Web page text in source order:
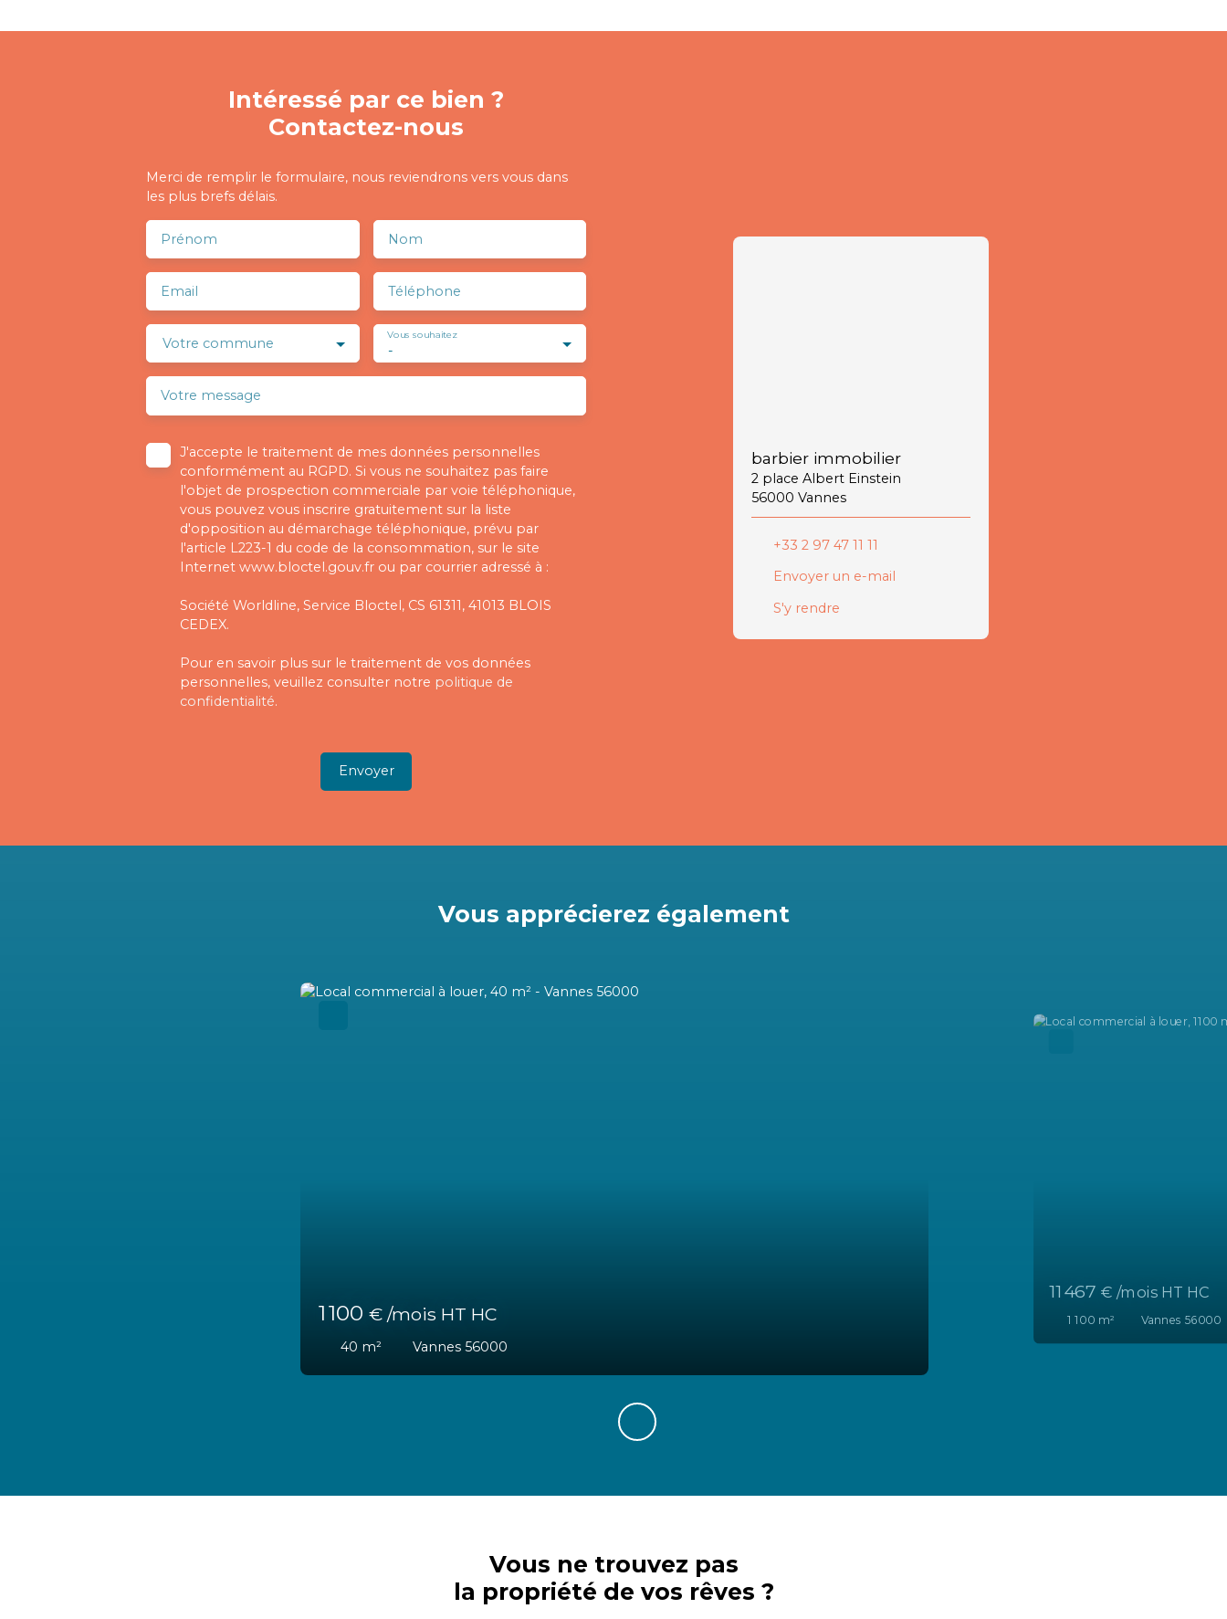
Intéressé par ce bien ?
Contactez-nous
Merci de remplir le formulaire, nous reviendrons vers vous dans
les plus brefs délais.
Prénom Nom
Email Téléphone
Votre commune -
Vous souhaitez
Votre message
J'accepte le traitement de mes données personnelles
conformément au RGPD. Si vous ne souhaitez pas faire
l'objet de prospection commerciale par voie téléphonique,
vous pouvez vous inscrire gratuitement sur la liste
d'opposition au démarchage téléphonique, prévu par
l'article L223-1 du code de la consommation, sur le site
Internet www.bloctel.gouv.fr ou par courrier adressé à :
Société Worldline, Service Bloctel, CS 61311, 41013 BLOIS
CEDEX.
Pour en savoir plus sur le traitement de vos données
personnelles, veuillez consulter notre politique de
confidentialité.
Envoyer
barbier immobilier
2 place Albert Einstein
56000 Vannes
+33 2 97 47 11 11
Envoyer un e-mail
S'y rendre
Vous apprécierez également
11 467€ /mois HT HC
1 100m² Vannes 56000
2 880 € /mois HT HC
242m² Vannes 56000
Vous ne trouvez pas
la propriété de vos rêves ?